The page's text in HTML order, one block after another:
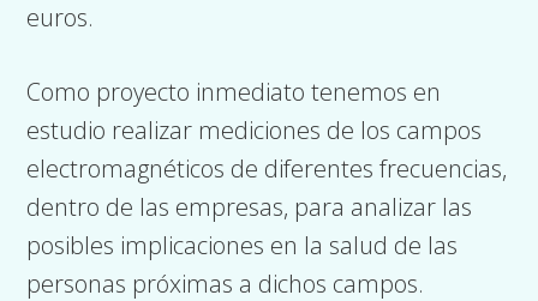
euros.
Como proyecto inmediato tenemos en
estudio realizar mediciones de los campos
electromagnéticos de diferentes frecuencias,
dentro de las empresas, para analizar las
posibles implicaciones en la salud de las
personas próximas a dichos campos.